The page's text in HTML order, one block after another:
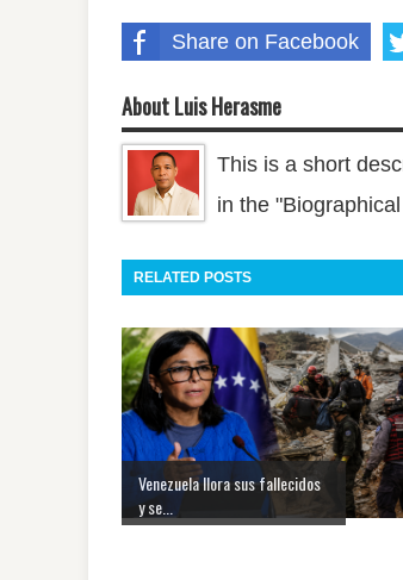
Share on Facebook
About Luis Herasme
This is a short
in the
RELATED POSTS
Venezuela llora sus fallecidos
y se...